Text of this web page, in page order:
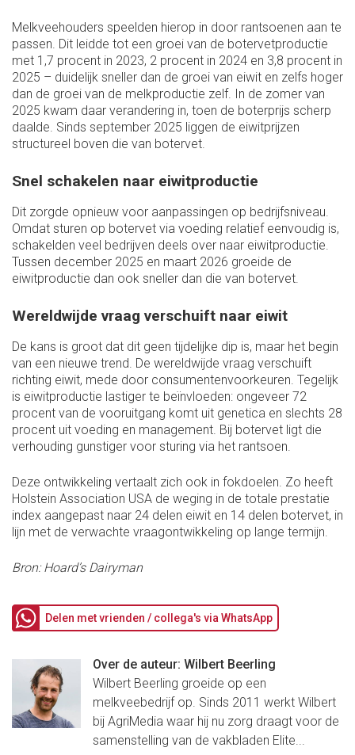
Melkveehouders speelden hierop in door rantsoenen aan te
passen. Dit leidde tot een groei van de botervetproductie
met 1,7 procent in 2023, 2 procent in 2024 en 3,8 procent in
2025 – duidelijk sneller dan de groei van eiwit en zelfs hoger
dan de groei van de melkproductie zelf. In de zomer van
2025 kwam daar verandering in, toen de boterprijs scherp
daalde. Sinds september 2025 liggen de eiwitprijzen
structureel boven die van botervet.
Snel schakelen naar eiwitproductie
Dit zorgde opnieuw voor aanpassingen op bedrijfsniveau.
Omdat sturen op botervet via voeding relatief eenvoudig is,
schakelden veel bedrijven deels over naar eiwitproductie.
Tussen december 2025 en maart 2026 groeide de
eiwitproductie dan ook sneller dan die van botervet.
Wereldwijde vraag verschuift naar eiwit
De kans is groot dat dit geen tijdelijke dip is, maar het begin
van een nieuwe trend. De wereldwijde vraag verschuift
richting eiwit, mede door consumentenvoorkeuren. Tegelijk
is eiwitproductie lastiger te beïnvloeden: ongeveer 72
procent van de vooruitgang komt uit genetica en slechts 28
procent uit voeding en management. Bij botervet ligt die
verhouding gunstiger voor sturing via het rantsoen.
Deze ontwikkeling vertaalt zich ook in fokdoelen. Zo heeft
Holstein Association USA de weging in de totale prestatie
index aangepast naar 24 delen eiwit en 14 delen botervet, in
lijn met de verwachte vraagontwikkeling op lange termijn.
Bron: Hoard’s Dairyman
Delen met vrienden / collega's via WhatsApp
Over de auteur: Wilbert Beerling
Wilbert Beerling groeide op een
melkveebedrijf op. Sinds 2011 werkt Wilbert
bij AgriMedia waar hij nu zorg draagt voor de
samenstelling van de vakbladen Elite...